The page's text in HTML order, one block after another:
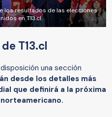
los resultados de las elecciones
en T13.cl.
T13.cl
una sección
desde los detalles más
que definirá a la próxima